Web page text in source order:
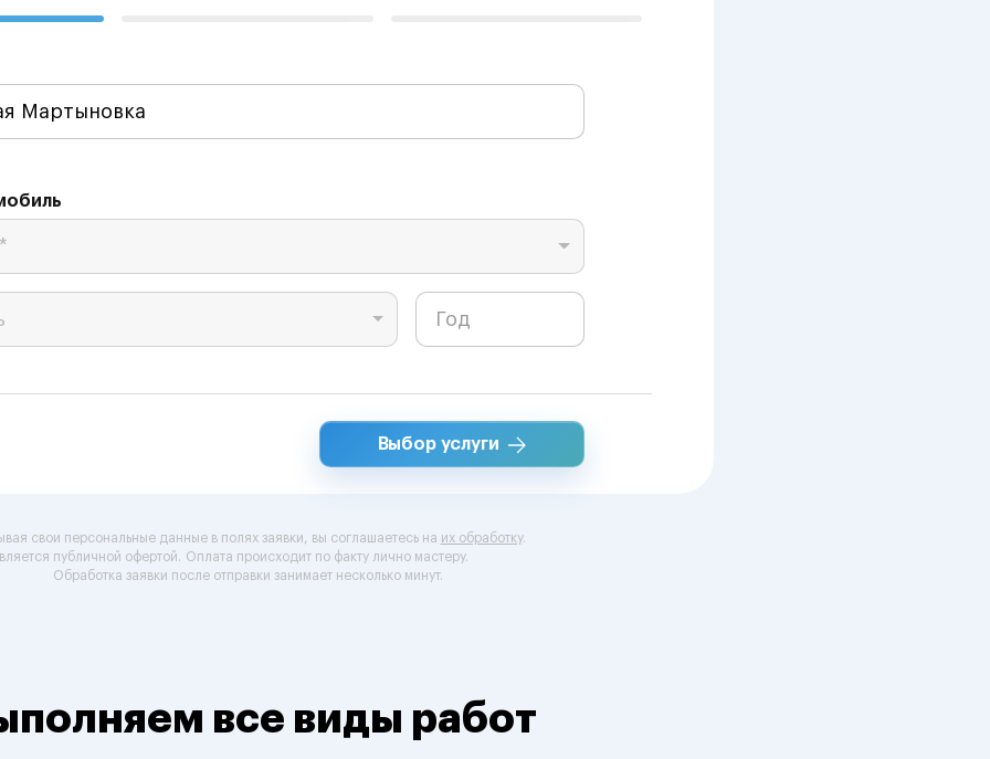
Выбор услуги
свои персональные данные в полях заявки, вы соглашаетесь на их обработку.
публичной офертой. Оплата происходит по факту лично мастеру.
Обработка заявки после отправки занимает несколько минут.
все виды работ